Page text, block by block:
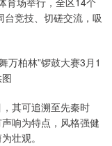
竞技、切磋交流，吸
万柏林”锣鼓大赛3月1
其可追溯至先秦时
响为特点，风格强健
壮观。